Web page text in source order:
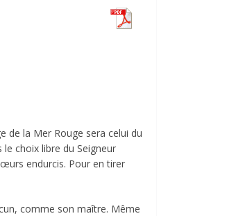
de la Mer Rouge sera celui du
le choix libre du Seigneur
endurcis. Pour en tirer
comme son maître. Même